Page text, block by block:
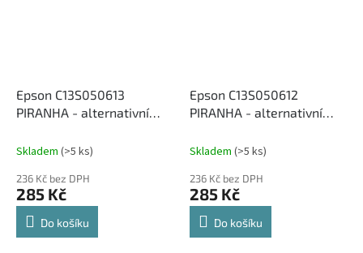
Epson C13S050613
PIRANHA - alternativní
Skladem (>5 ks)
236 Kč bez DPH
285 Kč
Do košíku
Epson C13S050612
PIRANHA - alternativní
Skladem (>5 ks)
236 Kč bez DPH
285 Kč
Do košíku